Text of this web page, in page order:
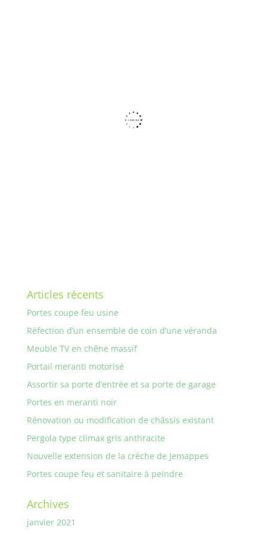
Articles récents
Portes coupe feu usine
Réfection d’un ensemble de coin d’une véranda
Meuble TV en chêne massif
Portail meranti motorisé
Assortir sa porte d’entrée et sa porte de garage
Portes en meranti noir
Rénovation ou modification de châssis existant
Pergola type climax gris anthracite
Nouvelle extension de la crèche de Jemappes
Portes coupe feu et sanitaire à peindre
Archives
janvier 2021